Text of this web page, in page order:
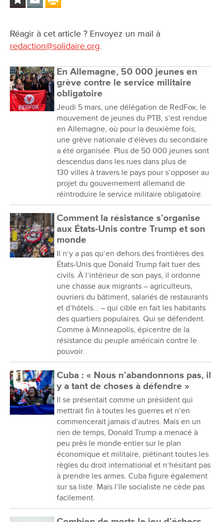
Réagir à cet article ? Envoyez un mail à
redaction@solidaire.org.
En Allemagne, 50 000 jeunes en
grève contre le service militaire
obligatoire
Jeudi 5 mars, une délégation de RedFox, le
mouvement de jeunes du PTB, s’est rendue
en Allemagne, où pour la deuxième fois,
une grève nationale d’élèves du secondaire
a été organisée. Plus de 50 000 jeunes sont
descendus dans les rues dans plus de
130 villes à travers le pays pour s’opposer au
projet du gouvernement allemand de
réintroduire le service militaire obligatoire.
Comment la résistance s’organise
aux États-Unis contre Trump et son
monde
Il n’y a pas qu’en dehors des frontières des
États-Unis que Donald Trump fait tuer des
civils. À l’intérieur de son pays, il ordonne
une chasse aux migrants – agriculteurs,
ouvriers du bâtiment, salariés de restaurants
et d’hôtels… – qui cible en fait les habitants
des quartiers populaires. Qui se défendent.
Comme à Minneapolis, épicentre de la
résistance du peuple américain contre le
pouvoir.
Cuba : « Nous n’abandonnons pas, il
y a tant de choses à défendre »
Il se présentait comme un président qui
mettrait fin à toutes les guerres et n’en
commencerait jamais d’autres. Mais en un
rien de temps, Donald Trump a menacé à
peu près le monde entier sur le plan
économique et militaire, piétinant toutes les
règles du droit international et n’hésitant pas
à prendre les armes. Cuba figure également
sur sa liste. Mais l’île socialiste ne cède pas
facilement.